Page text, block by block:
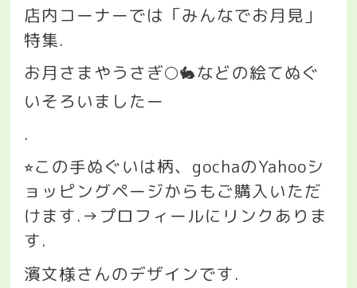
店内コーナーでは「みんなでお月見」
特集.
お月さまやうさぎ🌕🐇などの絵てぬぐ
いそろいましたー
.
⭐︎この手ぬぐいは柄、 gochaのYahooシ
ョッピングページからもご購入いただ
けます.→ プロフィールにリンクありま
す.
濱文様さんのデザインです.